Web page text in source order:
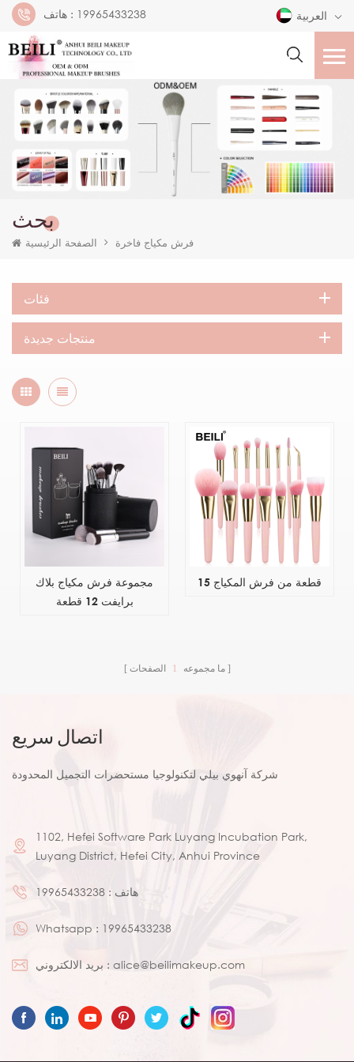
هاتف : 19965433238
بحث
الصفحة الرئيسية فرش مكياج فاخرة
فئات
منتجات جديدة
مجموعة فرش مكياج بلاك
برايفت 12 قطعة
15 قطعة من فرش المكياج
ما مجموعه 1 الصفحات
اتصال سريع
شركة آنهوي بيلي لتكنولوجيا مستحضرات التجميل المحدودة
1102, Hefei Software Park Luyang Incubation Park,
Luyang District, Hefei City, Anhui Province
هاتف : 19965433238
Whatsapp : 19965433238
بريد الالكتروني : alice@beilimakeup.com